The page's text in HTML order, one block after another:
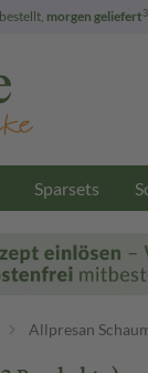
morgen geliefert3
Sparsets
Allpresan